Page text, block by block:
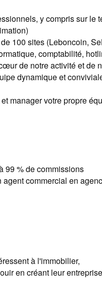
y compris sur le
100 sites (Leboncoin,
comptabilité,
de notre activité et de
dynamique et
manager votre propre
99 % de commissions
commercial en
à l'immobilier,
en créant leur